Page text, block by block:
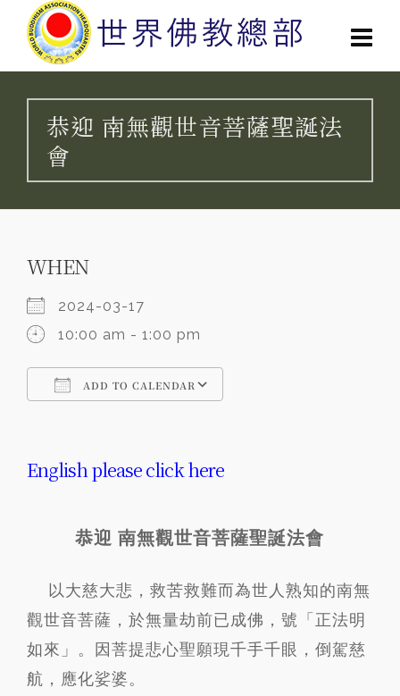
恭迎 南無觀世音菩薩聖誕法
會
WHEN
2024-03-17
10:00 am - 1:00 pm
ADD TO CALENDAR
3-
音
菩
薩
佛
誕
English please click here
恭迎 南無觀世音菩薩聖誕法會
以大慈大悲，救苦救難而為世人熟知的南無
觀世音菩薩，於無量劫前已成佛，號「正法明
如來」。因菩提悲心聖願現千手千眼，倒駕慈
航，應化娑婆。